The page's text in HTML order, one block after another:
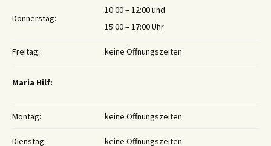
Donnerstag:
10:00 – 12:00 und
15:00 – 17:00 Uhr
Freitag: keine Öffnungszeiten
Maria Hilf:
Montag: keine Öffnungszeiten
Dienstag: keine Öffnungszeiten